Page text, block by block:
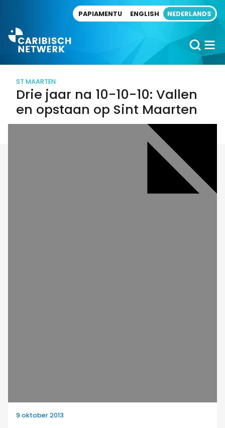
PAPIAMENTU ENGLISH NEDERLANDS
ST MAARTEN
Drie jaar na 10-10-10: Vallen
en opstaan op Sint Maarten
9 oktober 2013